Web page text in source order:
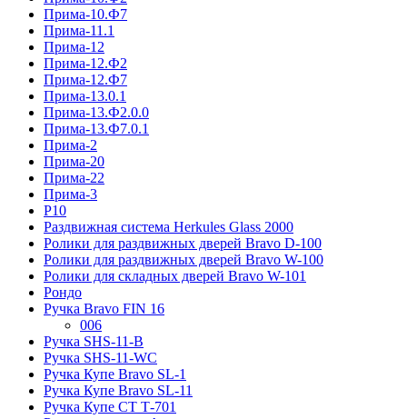
Прима-10.Ф7
Прима-11.1
Прима-12
Прима-12.Ф2
Прима-12.Ф7
Прима-13.0.1
Прима-13.Ф2.0.0
Прима-13.Ф7.0.1
Прима-2
Прима-20
Прима-22
Прима-3
Р10
Раздвижная система Herkules Glass 2000
Ролики для раздвижных дверей Bravo D-100
Ролики для раздвижных дверей Bravo W-100
Ролики для складных дверей Bravo W-101
Рондо
Ручка Bravo FIN 16
006
Ручка SHS-11-B
Ручка SHS-11-WC
Ручка Купе Bravo SL-1
Ручка Купе Bravo SL-11
Ручка Купе СТ Т-701